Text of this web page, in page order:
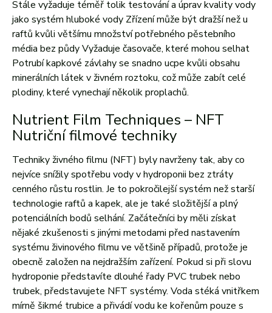
Stále vyžaduje téměř tolik testování a úprav kvality vody
jako systém hluboké vody Zřízení může být dražší než u
raftů kvůli většímu množství potřebného pěstebního
média bez půdy Vyžaduje časovače, které mohou selhat
Potrubí kapkové závlahy se snadno ucpe kvůli obsahu
minerálních látek v živném roztoku, což může zabít celé
plodiny, které vynechají několik proplachů.
Nutrient Film Techniques – NFT
Nutriční filmové techniky
Techniky živného filmu (NFT) byly navrženy tak, aby co
nejvíce snížily spotřebu vody v hydroponii bez ztráty
cenného růstu rostlin. Je to pokročilejší systém než starší
technologie raftů a kapek, ale je také složitější a plný
potenciálních bodů selhání. Začátečníci by měli získat
nějaké zkušenosti s jinými metodami před nastavením
systému živinového filmu ve většině případů, protože je
obecně založen na nejdražším zařízení. Pokud si při slovu
hydroponie představíte dlouhé řady PVC trubek nebo
trubek, představujete NFT systémy. Voda stéká vnitřkem
mírně šikmé trubice a přivádí vodu ke kořenům pouze s